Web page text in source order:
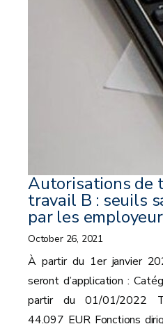
Autorisations de
travail B : seuils
par les
October 26, 2021
À partir du 1er janvier
seront d’application :
partir du 01/01/2022
44.097 EUR Fonctions